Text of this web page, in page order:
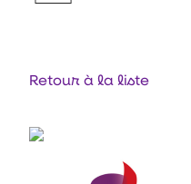
Retour à la liste